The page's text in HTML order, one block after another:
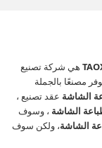
هي شركة تصنيع
مصنعًا بالجملة
الشاشة عقد تصنيع ،
الشاشة ، وسوف
الشاشة، ولكن سوف